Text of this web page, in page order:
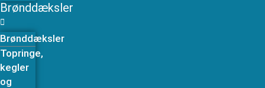
Brønddæksler
Brønddæksler
Topringe,
kegler
og